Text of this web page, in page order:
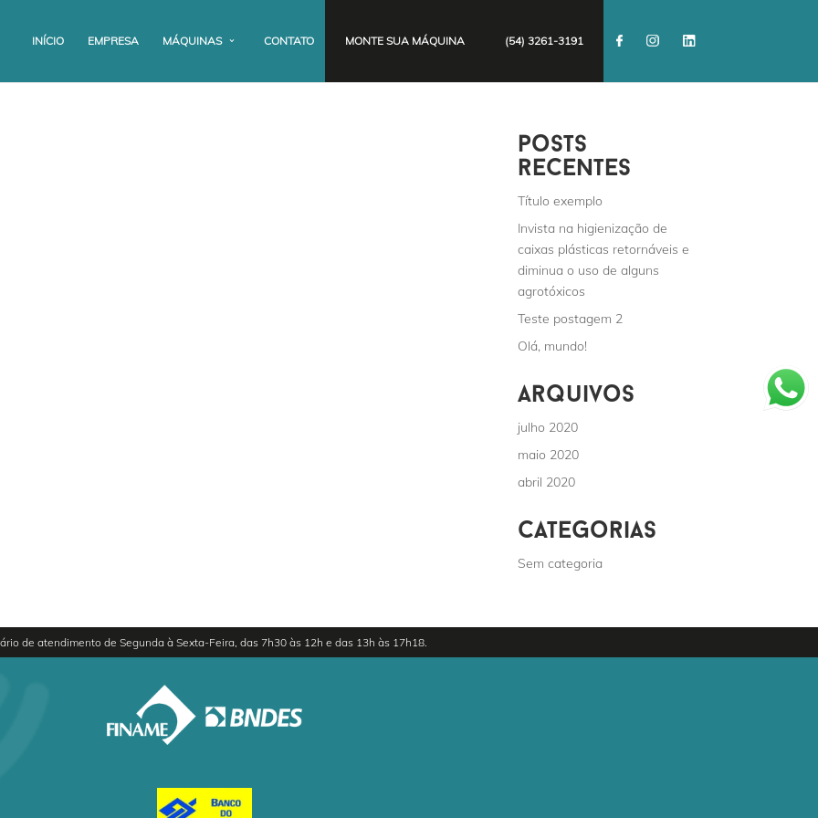
INÍCIO EMPRESA MÁQUINAS CONTATO MONTE SUA MÁQUINA (54) 3261-3191
posts
recentes
Título exemplo
Invista na higienização de
caixas plásticas retornáveis e
diminua o uso de alguns
agrotóxicos
Teste postagem 2
Olá, mundo!
arquivos
julho 2020
maio 2020
abril 2020
categorias
Sem categoria
de atendimento de Segunda à Sexta-Feira, das 7h30 às 12h e das 13h às 17h18.